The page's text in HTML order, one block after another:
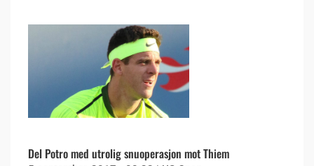
Del Potro med utrolig snuoperasjon mot Thiem